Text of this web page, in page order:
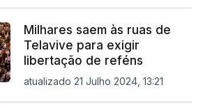
Milhares saem às ruas de
Telavive para exigir
libertação de reféns
atualizado 21 Julho 2024, 13:21